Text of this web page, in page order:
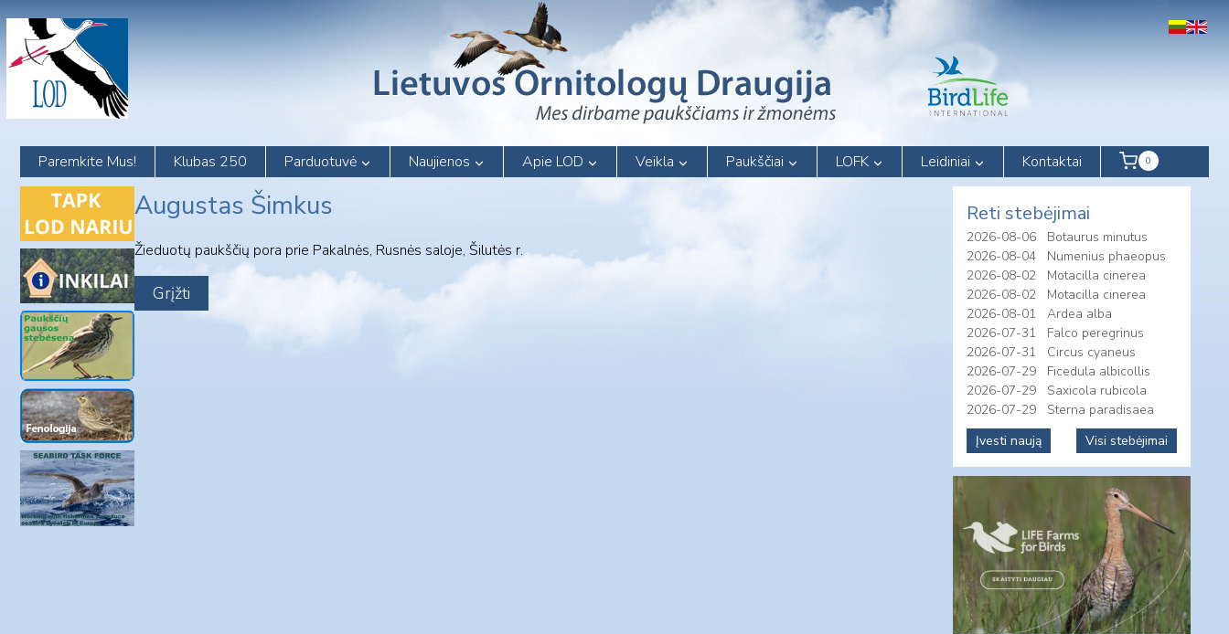
content
Paremkite Mus! Klubas 250 Parduotuvė Naujienos Apie LOD Veikla Paukščiai LOFK Leidiniai Kontaktai 0
Augustas Šimkus
Žieduotų paukščių pora prie Pakalnės, Rusnės saloje, Šilutės r.
Reti stebėjimai
2026-08-06
Botaurus minutus
2026-08-04
Numenius phaeopus
2026-08-02
Motacilla cinerea
2026-08-02
Motacilla cinerea
2026-08-01
Ardea alba
2026-07-31
Falco peregrinus
2026-07-31
Circus cyaneus
2026-07-29
Ficedula albicollis
2026-07-29
Saxicola rubicola
2026-07-29
Sterna paradisaea
Įvesti naują
Visi stebėjimai